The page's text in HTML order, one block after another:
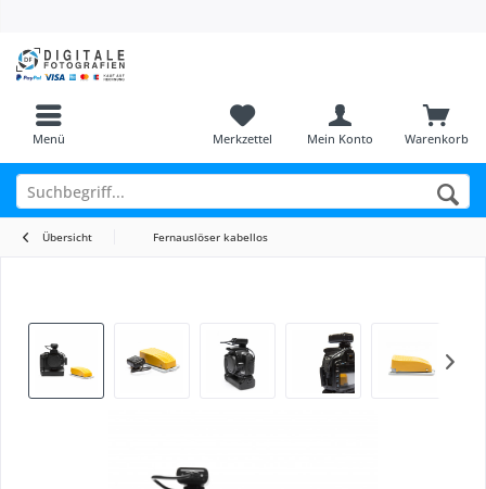
Menü Warenkorb
Merkzettel Mein Konto
Übersicht Fernauslöser kabellos